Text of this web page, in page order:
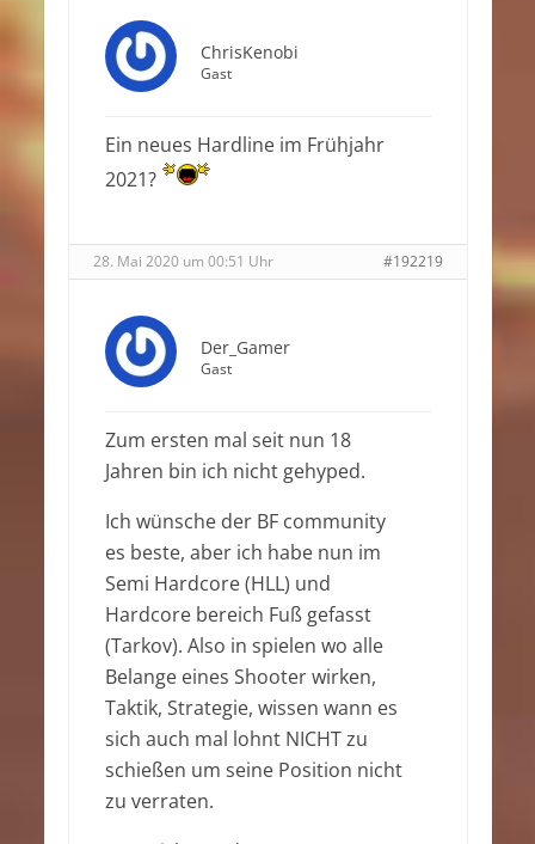
ChrisKenobi
Gast
Ein neues Hardline im Frühjahr
2021?
28. Mai 2020 um 00:51 Uhr #192219
Der_Gamer
Gast
Zum ersten mal seit nun 18
Jahren bin ich nicht gehyped.
Ich wünsche der BF community
es beste, aber ich habe nun im
Semi Hardcore (HLL) und
Hardcore bereich Fuß gefasst
(Tarkov). Also in spielen wo alle
Belange eines Shooter wirken,
Taktik, Strategie, wissen wann es
sich auch mal lohnt NICHT zu
schießen um seine Position nicht
zu verraten.